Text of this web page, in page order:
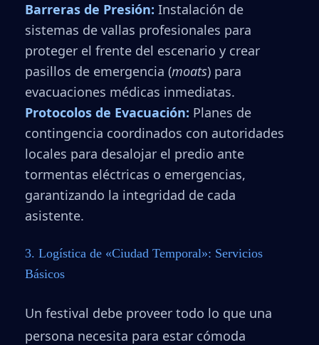
Barreras de Presión: Instalación de
sistemas de vallas profesionales para
proteger el frente del escenario y crear
pasillos de emergencia (moats) para
evacuaciones médicas inmediatas.
Protocolos de Evacuación: Planes de
contingencia coordinados con autoridades
locales para desalojar el predio ante
tormentas eléctricas o emergencias,
garantizando la integridad de cada
asistente.
3. Logística de «Ciudad Temporal»: Servicios
Básicos
Un festival debe proveer todo lo que una
persona necesita para estar cómoda